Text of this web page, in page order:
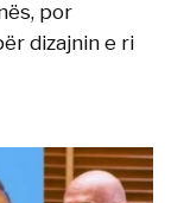
por
dizajnin e ri